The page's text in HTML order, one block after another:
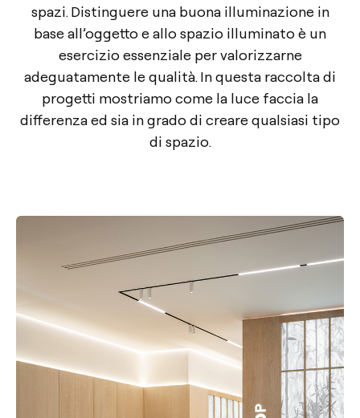
spazi. Distinguere una buona illuminazione in
base all’oggetto e allo spazio illuminato è un
esercizio essenziale per valorizzarne
adeguatamente le qualità. In questa raccolta di
progetti mostriamo come la luce faccia la
differenza ed sia in grado di creare qualsiasi tipo
di spazio.